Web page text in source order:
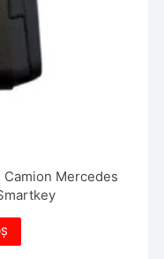
Mercedes